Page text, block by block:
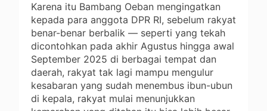
Karena itu Bambang Oeban mengingatkan
kepada para anggota DPR RI, sebelum rakyat
benar-benar berbalik — seperti yang tekah
dicontohkan pada akhir Agustus hingga awal
September 2025 di berbagai tempat dan
daerah, rakyat tak lagi mampu mengulur
kesabaran yang sudah menembus ibun-ubun
di kepala, rakyat mulai menunjukkan